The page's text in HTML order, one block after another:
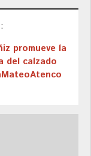
promueve la
del calzado